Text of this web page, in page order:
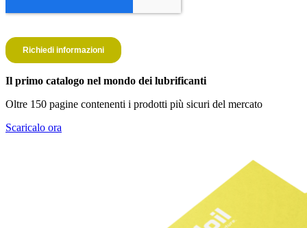
Il primo catalogo nel mondo dei lubrificanti
Oltre 150 pagine contenenti i prodotti più sicuri del mercato
Scaricalo ora